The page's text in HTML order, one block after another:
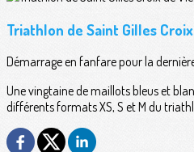
Triathlon de Saint Gilles
Démarrage en fanfare pour la
Une vingtaine de maillots bleus et
différents formats XS, S et M du